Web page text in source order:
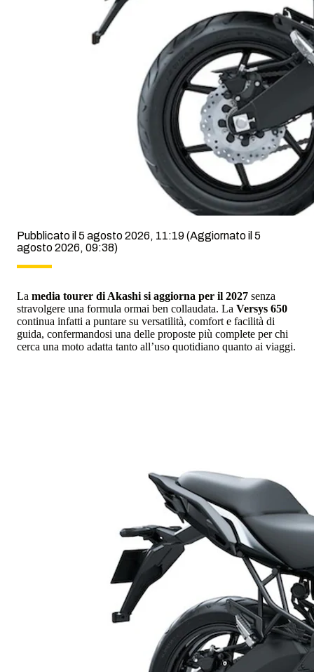
Pubblicato il 5 agosto 2026, 11:19(Aggiornato il 5
agosto 2026, 09:38)
La media tourer di Akashi si aggiorna per il 2027 senza
stravolgere una formula ormai ben collaudata. La Versys 650
continua infatti a puntare su versatilità, comfort e facilità di
guida, confermandosi una delle proposte più complete per chi
cerca una moto adatta tanto all’uso quotidiano quanto ai viaggi.